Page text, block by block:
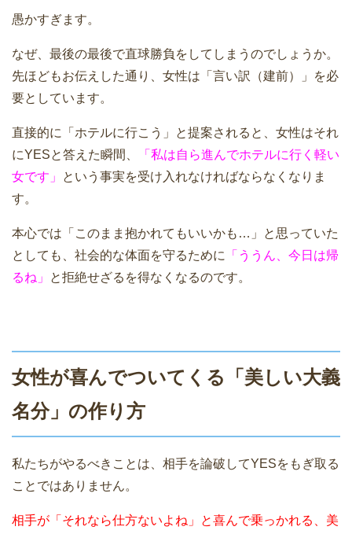
愚かすぎます。
なぜ、最後の最後で直球勝負をしてしまうのでしょうか。
先ほどもお伝えした通り、女性は「言い訳（建前）」を必
要としています。
直接的に「ホテルに行こう」と提案されると、女性はそれ
にYESと答えた瞬間、
「私は自ら進んでホテルに行く軽い
女です」
という事実を受け入れなければならなくなりま
す。
本心では「このまま抱かれてもいいかも…」と思っていた
としても、社会的な体面を守るために
「ううん、今日は帰
るね」
と拒絶せざるを得なくなるのです。
女性が喜んでついてくる「美しい大義
名分」の作り方
私たちがやるべきことは、相手を論破してYESをもぎ取る
ことではありません。
相手が「それなら仕方ないよね」と喜んで乗っかれる、美